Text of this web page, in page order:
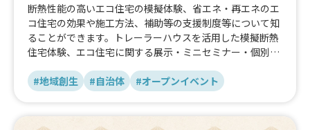
断熱性能の高いエコ住宅の模擬体験、省エネ・再エネのエ
コ住宅の効果や施工方法、補助等の支援制度等について知
ることができます。トレーラーハウスを活用した模擬断熱
住宅体験、エコ住宅に関する展示・ミニセミナー・個別相
#地域創生
#自治体 #オープンイベント